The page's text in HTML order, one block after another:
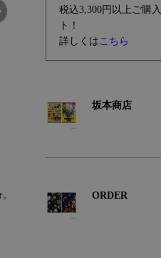
税込3,300円以上ご購
ト！
詳しくは こちら
坂本商店
ORDER